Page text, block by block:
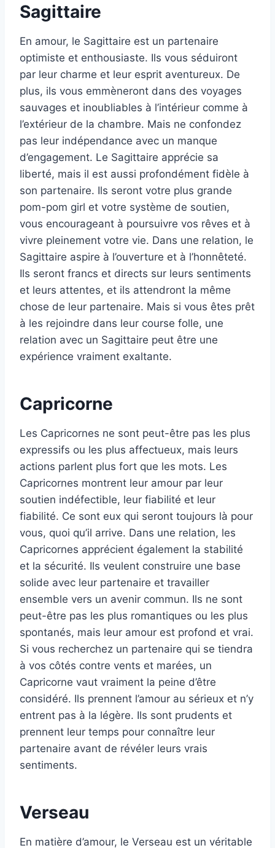
Sagittaire
En amour, le Sagittaire est un partenaire
optimiste et enthousiaste. Ils vous séduiront
par leur charme et leur esprit aventureux. De
plus, ils vous emmèneront dans des voyages
sauvages et inoubliables à l’intérieur comme à
l’extérieur de la chambre. Mais ne confondez
pas leur indépendance avec un manque
d’engagement. Le Sagittaire apprécie sa
liberté, mais il est aussi profondément fidèle à
son partenaire. Ils seront votre plus grande
pom-pom girl et votre système de soutien,
vous encourageant à poursuivre vos rêves et à
vivre pleinement votre vie. Dans une relation, le
Sagittaire aspire à l’ouverture et à l’honnêteté.
Ils seront francs et directs sur leurs sentiments
et leurs attentes, et ils attendront la même
chose de leur partenaire. Mais si vous êtes prêt
à les rejoindre dans leur course folle, une
relation avec un Sagittaire peut être une
expérience vraiment exaltante.
Capricorne
Les Capricornes ne sont peut-être pas les plus
expressifs ou les plus affectueux, mais leurs
actions parlent plus fort que les mots. Les
Capricornes montrent leur amour par leur
soutien indéfectible, leur fiabilité et leur
fiabilité. Ce sont eux qui seront toujours là pour
vous, quoi qu’il arrive. Dans une relation, les
Capricornes apprécient également la stabilité
et la sécurité. Ils veulent construire une base
solide avec leur partenaire et travailler
ensemble vers un avenir commun. Ils ne sont
peut-être pas les plus romantiques ou les plus
spontanés, mais leur amour est profond et vrai.
Si vous recherchez un partenaire qui se tiendra
à vos côtés contre vents et marées, un
Capricorne vaut vraiment la peine d’être
considéré. Ils prennent l’amour au sérieux et n’y
entrent pas à la légère. Ils sont prudents et
prennent leur temps pour connaître leur
partenaire avant de révéler leurs vrais
sentiments.
Verseau
En matière d’amour, le Verseau est un véritable